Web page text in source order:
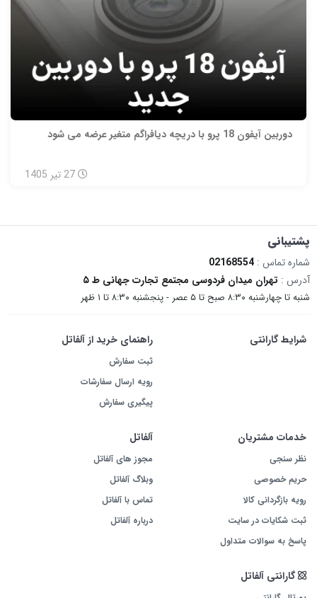
دوربین آیفون 18 پرو با دریچه دیافراگم متغیر عرضه می شود
27 تیر 1405
پشتیبانی
شماره تماس : 02168554
آدرس : تهران میدان فردوسی مجتمع تجارت جهانی ط ۵
شنبه تا چهارشنبه ۸:۳۰ صبح تا ۵ عصر - پنجشنبه ۸:۳۰ تا ۱ ظهر
شرایط گارانتی راهنمای خرید از آلفاتل
ثبت سفارش
رویه ارسال سفارشات
پیگیری سفارش
خدمات مشتریان
نظر سنجی
حریم خصوصی
رویه بازگردانی کالا
ثبت شکایات در سایت
پاسخ به سوالات متداول
آلفاتل
مجوز های آلفاتل
وبلاگ آلفاتل
تماس با آلفاتل
درباره آلفاتل
گارانتی آلفاتل